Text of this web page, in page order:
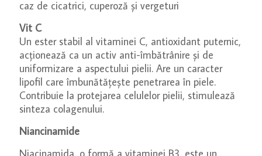
caz de cicatrici, cuperoză și vergeturi
Vit C
Un ester stabil al vitaminei C, antioxidant puternic,
acționează ca un activ anti-îmbătrânire și de
uniformizare a aspectului pielii. Are un caracter
lipofil care îmbunătățește penetrarea în piele.
Contribuie la protejarea celulelor pielii, stimulează
sinteza colagenului.
Niancinamide